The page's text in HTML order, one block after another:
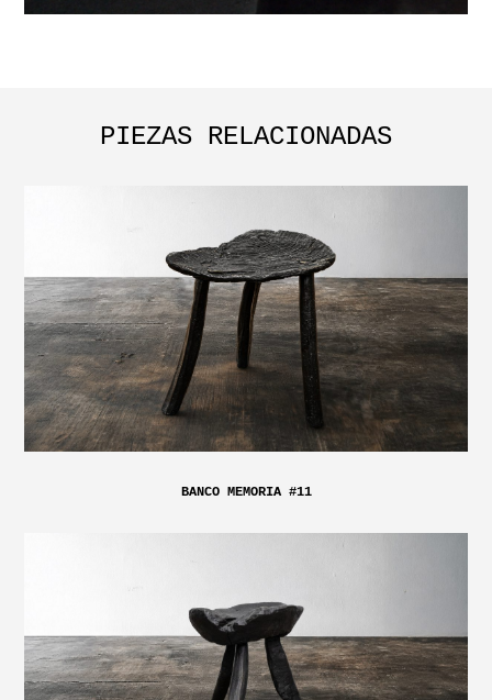
PIEZAS RELACIONADAS
BANCO MEMORIA #11